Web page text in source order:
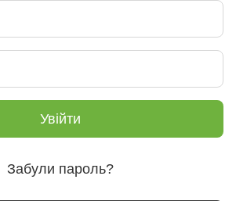
Увійти
Забули пароль?